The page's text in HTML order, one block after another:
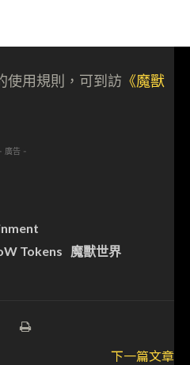
使用規則，可到訪 《魔獸
- 廣告 -
Tokens
魔獸世界
下一篇文章